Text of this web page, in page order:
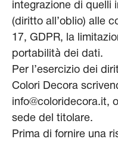
integrazione di quelli
(diritto all’oblio) alle
17, GDPR, la
portabilità dei dati.
Per l’esercizio dei
Colori Decora
info@coloridecora.it,
sede del titolare.
Prima di fornire una